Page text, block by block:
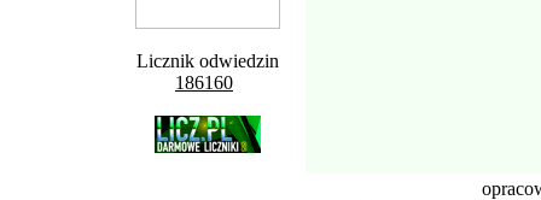
Licznik odwiedzin
186160